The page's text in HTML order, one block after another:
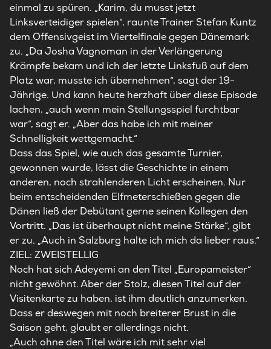
einmal zu spüren. „Karim, du musst jetzt
Linksverteidiger spielen“, raunte Trainer Stefan Kuntz
dem Offensivgeist im Viertelfinale gegen Dänemark
zu. „Da Josha Vagnoman in der Verlängerung
Krämpfe bekam und ich der letzte Linksfuß auf dem
Platz war, musste ich übernehmen“, sagt der 19-
Jährige. Und kann heute herzhaft über diese Episode
lachen, „auch wenn mein Stellungsspiel furchtbar
war“, sagt er. „Aber das habe ich mit meiner
Schnelligkeit wettgemacht.“
Dass das Spiel, wie auch das gesamte Turnier,
gewonnen wurde, lässt die Geschichte in einem
anderen, noch strahlenderen Licht erscheinen. Nur
beim entscheidenden Elfmeterschießen gegen die
Dänen ließ der Debütant gerne seinen Kollegen den
Vortritt. „Das ist überhaupt nicht meine Stärke“, gibt
er zu. „Auch in Salzburg halte ich mich da lieber raus.“
ZIEL: ZWEISTELLIG
Noch hat sich Adeyemi an den Titel „Europameister“
nicht gewöhnt. Aber der Stolz, diesen Titel auf der
Visitenkarte zu haben, ist ihm deutlich anzumerken.
Dass er deswegen mit noch breiterer Brust in die
Saison geht, glaubt er allerdings nicht.
„Auch ohne den Titel wäre ich mit sehr viel